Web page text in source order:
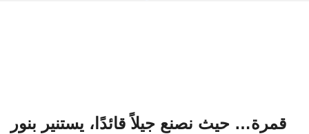
قمرة… حيث نصنع جيلاً قائدًا، يستنير بنور